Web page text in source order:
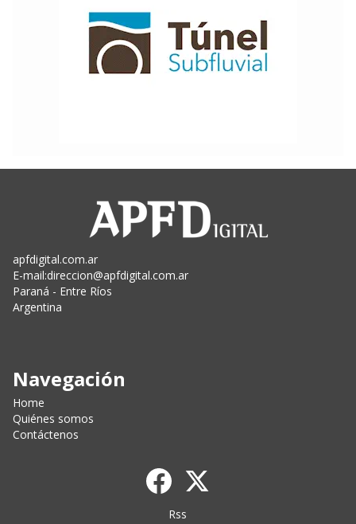
apfdigital.com.ar
E-mail:direccion@apfdigital.com.ar
Paraná - Entre Ríos
Argentina
Navegación
Home
Quiénes somos
Contáctenos
Rss